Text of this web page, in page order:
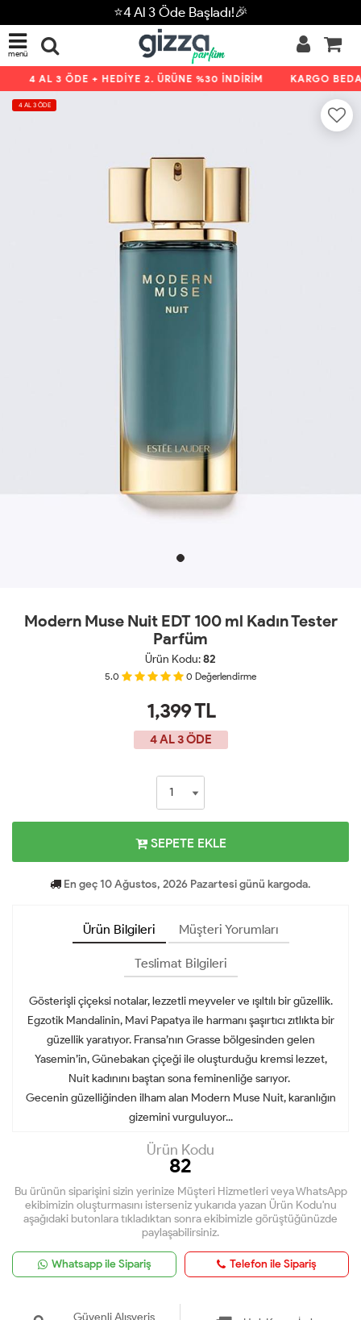
⭐4 Al 3 Öde Başladı!🎉
menü
4 AL 3 ÖDE + HEDİYE 2. ÜRÜNE %30 İNDİRİM KARGO
4 AL 3 ÖDE
Modern Muse Nuit EDT 100 ml Kadın Tester
Parfüm
Ürün Kodu:82
5.0 0 Değerlendirme
1,399TL
4 AL 3 ÖDE
SEPETE EKLE
En geç 10 Ağustos, 2026 Pazartesi günü kargoda.
Ürün Bilgileri Müşteri Yorumları
Teslimat Bilgileri
Gösterişli çiçeksi notalar, lezzetli meyveler ve ışıltılı bir güzellik.
Egzotik Mandalinin, Mavi Papatya ile harmanı şaşırtıcı zıtlıkta bir
güzellik yaratıyor. Fransa’nın Grasse bölgesinden gelen
Yasemin’in, Günebakan çiçeği ile oluşturduğu kremsi lezzet,
Nuit kadınını baştan sona feminenliğe sarıyor.
Gecenin güzelliğinden ilham alan Modern Muse Nuit, karanlığın
gizemini vurguluyor...
Ürün Kodu
82
Bu ürünün siparişini sizin yerinize Müşteri Hizmetleri veya WhatsApp
ekibimizin oluşturmasını isterseniz yukarıda yazan Ürün Kodu'nu
aşağıdaki butonlara tıkladıktan sonra ekibimizle görüştüğünüzde
paylaşabilirsiniz.
Whatsapp ile Sipariş Telefon ile Sipariş
Güvenli Alışveriş